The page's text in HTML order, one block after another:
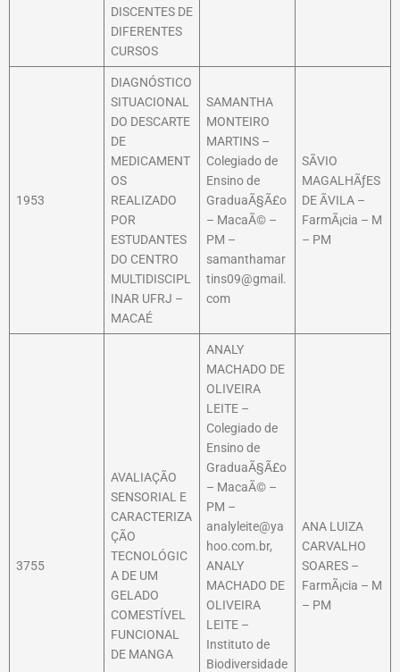
DISCENTES DE
DIFERENTES
CURSOS
1953
DIAGNÓSTICO
SITUACIONAL
DO DESCARTE
DE
MEDICAMENT
OS
REALIZADO
POR
ESTUDANTES
DO CENTRO
MULTIDISCIPL
INAR UFRJ –
MACAÉ
SAMANTHA
MONTEIRO
MARTINS –
Colegiado de
Ensino de
GraduaÃ§Ã£o
– MacaÃ© –
PM –
samanthamar
tins09@gmail.
com
SÃVIO
MAGALHÃƒES
DE ÃVILA –
FarmÃ¡cia – M
– PM
3755
AVALIAÇÃO
SENSORIAL E
CARACTERIZA
ÇÃO
TECNOLÓGIC
A DE UM
GELADO
COMESTÍVEL
FUNCIONAL
DE MANGA
ANALY
MACHADO DE
OLIVEIRA
LEITE –
Colegiado de
Ensino de
GraduaÃ§Ã£o
– MacaÃ© –
PM –
analyleite@ya
hoo.com.br,
ANALY
MACHADO DE
OLIVEIRA
LEITE –
Instituto de
Biodiversidade
ANA LUIZA
CARVALHO
SOARES –
FarmÃ¡cia – M
– PM